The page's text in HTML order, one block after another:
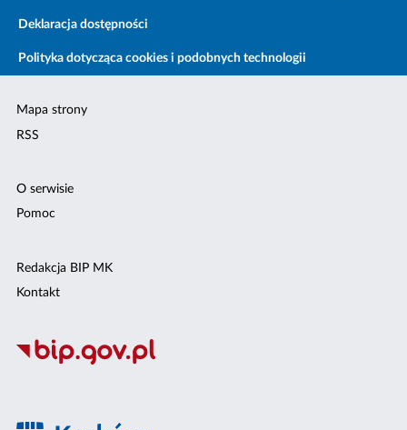
Deklaracja dostępności
Polityka dotycząca cookies i podobnych technologii
Mapa strony
RSS
O serwisie
Pomoc
Redakcja BIP MK
Kontakt